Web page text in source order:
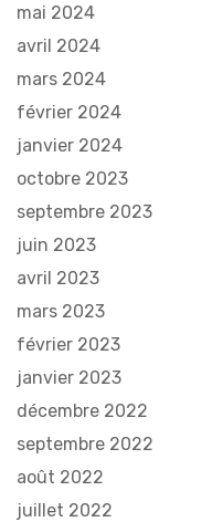
mai 2024
avril 2024
mars 2024
février 2024
janvier 2024
octobre 2023
septembre 2023
juin 2023
avril 2023
mars 2023
février 2023
janvier 2023
décembre 2022
septembre 2022
août 2022
juillet 2022